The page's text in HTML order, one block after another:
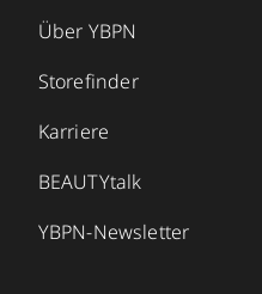
Über YBPN
Storefinder
Karriere
BEAUTYtalk
YBPN-Newsletter